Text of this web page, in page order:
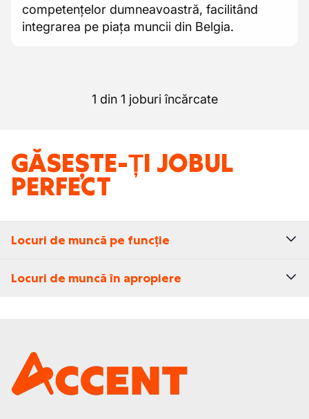
competențelor dumneavoastră, facilitând
integrarea pe piața muncii din Belgia.
1 din 1 joburi încărcate
GĂSEȘTE-ȚI JOBUL
PERFECT
Locuri de muncă pe funcție
Locuri de muncă în apropiere